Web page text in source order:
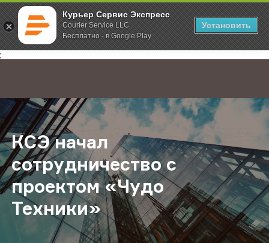
Курьер Сервис Экспресс
Courier Service LLC
Бесплатно - в Google Play
Установить
;
Главная О компании Новости КСЭ начал сотрудничество с
КСЭ начал
сотрудничество с
проектом «Чудо
Техники»